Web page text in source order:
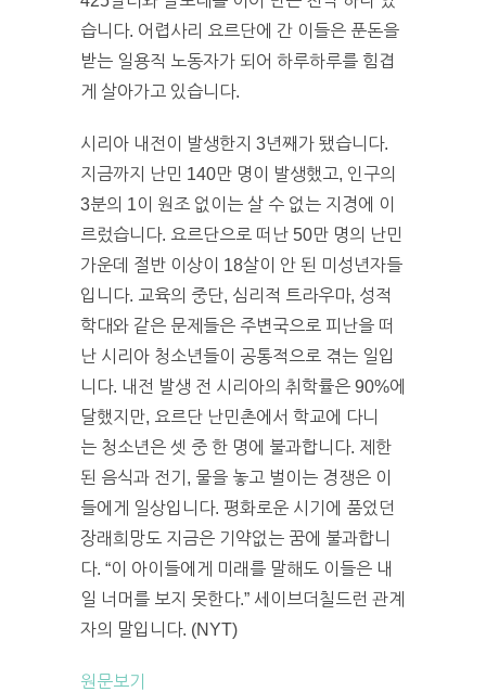
습니다. 어렵사리 요르단에 간 이들은 푼돈을
받는 일용직 노동자가 되어 하루하루를 힘겹
게 살아가고 있습니다.
시리아 내전이 발생한지 3년째가 됐습니다.
지금까지 난민 140만 명이 발생했고, 인구의
3분의 1이 원조 없이는 살 수 없는 지경에 이
르렀습니다. 요르단으로 떠난 50만 명의 난민
가운데 절반 이상이 18살이 안 된 미성년자들
입니다. 교육의 중단, 심리적 트라우마, 성적
학대와 같은 문제들은 주변국으로 피난을 떠
난 시리아 청소년들이 공통적으로 겪는 일입
니다. 내전 발생 전 시리아의 취학률은 90%에
달했지만, 요르단 난민촌에서 학교에 다니
는 청소년은 셋 중 한 명에 불과합니다. 제한
된 음식과 전기, 물을 놓고 벌이는 경쟁은 이
들에게 일상입니다. 평화로운 시기에 품었던
장래희망도 지금은 기약없는 꿈에 불과합니
다. “이 아이들에게 미래를 말해도 이들은 내
일 너머를 보지 못한다.” 세이브더칠드런 관계
자의 말입니다. (NYT)
원문보기